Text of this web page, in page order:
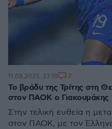
Το βράδυ της Τρίτης στη
στον ΠΑΟΚ ο Γιακουμάκης
Στην τελική ευθεία η
στον ΠΑΟΚ, με τον Έλληνα
11.08.2025, 23:10 2